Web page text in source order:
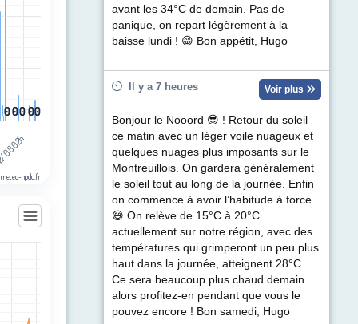
0
00
00
00
00
0
02h
meteo-npdc.fr
(km/h). Data ranges from 2 to 60.
avant les 34°C de demain. Pas de
panique, on repart légèrement à la
baisse lundi ! 😁 Bon appétit, Hugo
Il y a 7 heures Voir plus
Bonjour le Nooord 😎 ! Retour du soleil
ce matin avec un léger voile nuageux et
quelques nuages plus imposants sur le
Montreuillois. On gardera généralement
le soleil tout au long de la journée. Enfin
on commence à avoir l’habitude à force
😄 On relève de 15°C à 20°C
actuellement sur notre région, avec des
températures qui grimperont un peu plus
haut dans la journée, atteignent 28°C.
Ce sera beaucoup plus chaud demain
alors profitez-en pendant que vous le
pouvez encore ! Bon samedi, Hugo